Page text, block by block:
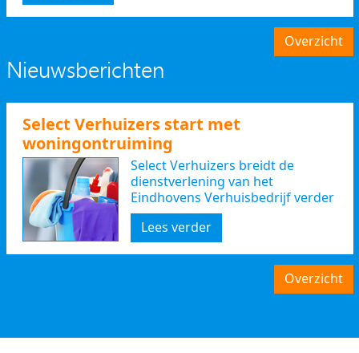
Overzicht
Nieuwsberichten
Select Verhuizers start met
woningontruiming
Select Verhuizers breidt de
dienstverlening van het
Eindhovens Verhuisbedrijf verder
uit
Lees verder
Overzicht